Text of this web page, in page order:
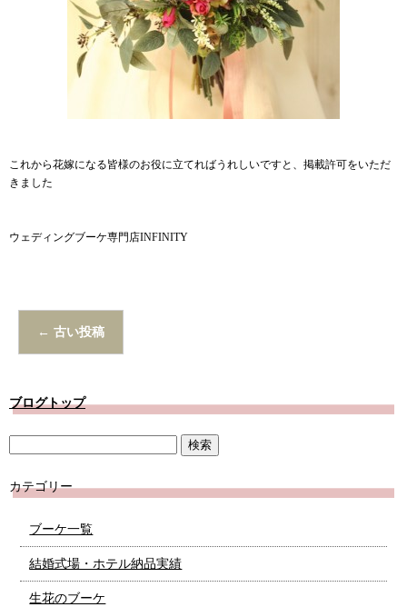
これから花嫁になる皆様のお役に立てればうれしいですと、掲載許可をいただ
きました
ウェディングブーケ専門店INFINITY
← 古い投稿
ブログトップ
カテゴリー
ブーケ一覧
結婚式場・ホテル納品実績
生花のブーケ